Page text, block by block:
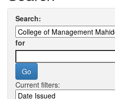
Search:
for
Current filters: